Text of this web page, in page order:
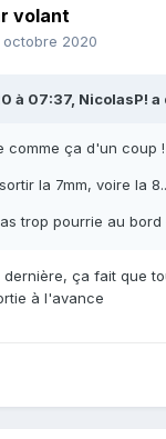
volant
octobre 2020
à 07:37, NicolasP! a
comme ça d'un coup !
la 7mm, voire la
trop pourrie au
ça fait que
à l'avance